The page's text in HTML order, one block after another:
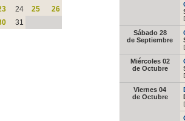
24 25
26
31
Sábado 28
de Septiembre
Miércoles 02
de Octubre
Viernes 04
de Octubre